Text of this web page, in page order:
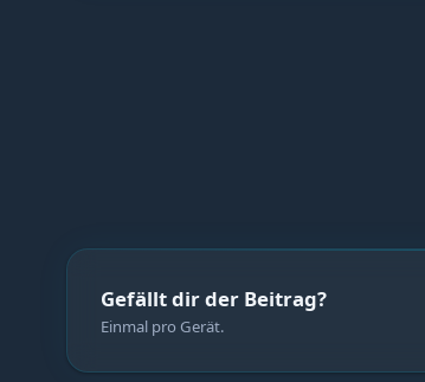
Gefällt dir der Beitrag?
Einmal pro Gerät.